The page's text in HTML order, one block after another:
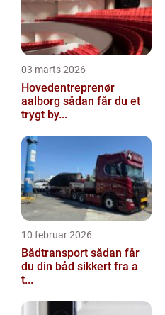
03 marts 2026
Hovedentreprenør
aalborg sådan får du et
trygt by...
10 februar 2026
Bådtransport sådan får
du din båd sikkert fra a
t...